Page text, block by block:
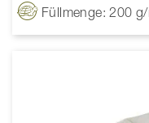
Füllmenge: 200